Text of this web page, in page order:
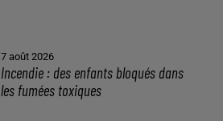
7 août 2026
Incendie : des enfants bloqués dans
les fumées toxiques